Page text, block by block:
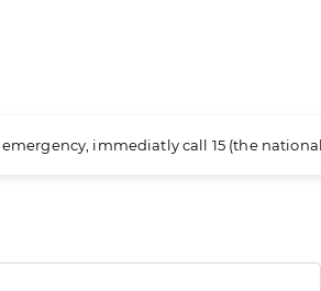
immediatly call 15 (the